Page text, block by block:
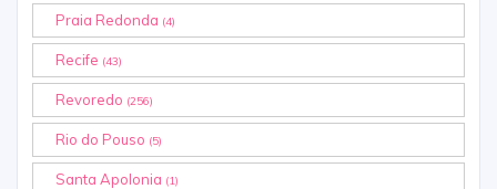
Praia Redonda (4)
Recife (43)
Revoredo (256)
Rio do Pouso (5)
Santa Apolonia (1)